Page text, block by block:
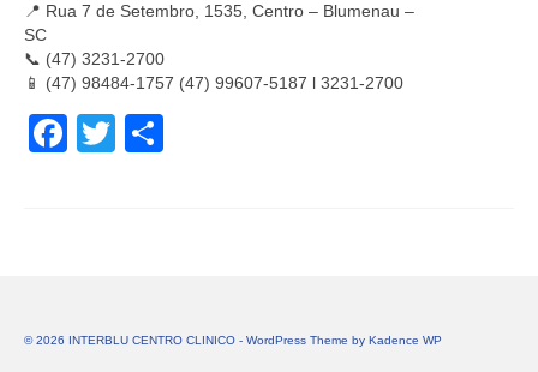
📍 Rua 7 de Setembro, 1535, Centro – Blumenau –
SC⠀⠀⠀⠀⠀⠀⠀⠀
📞 (47) 3231-2700⠀⠀⠀⠀⠀⠀⠀⠀
📱 (47) 98484-1757 (47) 99607-5187 l 3231-2700⠀
Facebook
Twitter
© 2026 INTERBLU CENTRO CLINICO - WordPress Theme by Kadence WP